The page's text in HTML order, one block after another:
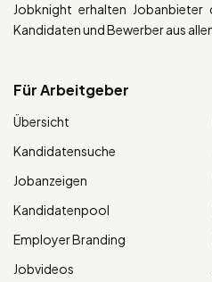
Jobknight erhalten Jobanbieter
Kandidaten und Bewerber aus
Für Arbeitgeber
Übersicht
Kandidatensuche
Jobanzeigen
Kandidatenpool
Employer Branding
Jobvideos